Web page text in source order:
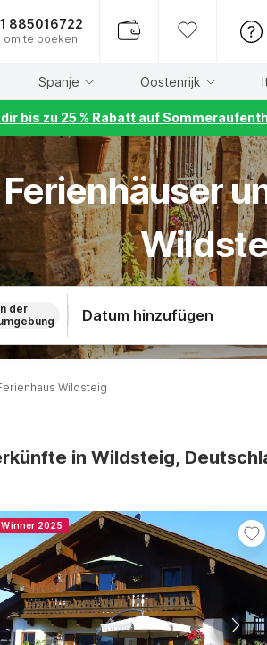
885016722
om te boeken
Spanje Oostenrijk
bis zu 25 % Rabatt auf
der
Datum hinzufügen
Wildsteig
in Wildsteig,
2025